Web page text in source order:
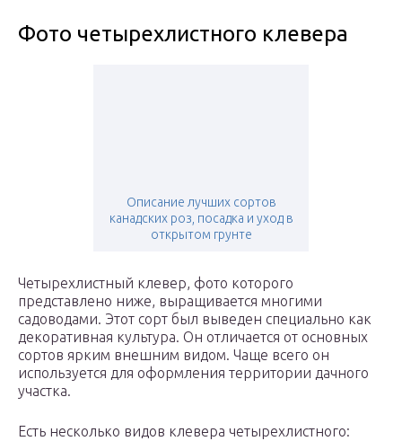
Фото четырехлистного клевера
Описание лучших сортов
канадских роз, посадка и уход в
открытом грунте
Четырехлистный клевер, фото которого
представлено ниже, выращивается многими
садоводами. Этот сорт был выведен специально как
декоративная культура. Он отличается от основных
сортов ярким внешним видом. Чаще всего он
используется для оформления территории дачного
участка.
Есть несколько видов клевера четырехлистного: